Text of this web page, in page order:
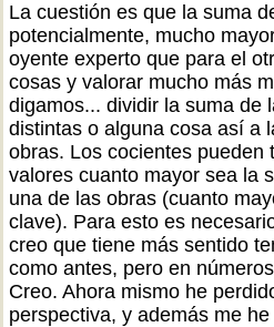
La cuestión es que la suma
potencialmente, mucho
oyente experto que para el
cosas y valorar mucho más
digamos... dividir la suma de
distintas o alguna cosa así a
obras. Los cocientes pueden
valores cuanto mayor sea la
una de las obras (cuanto
clave). Para esto es
creo que tiene más sentido
como antes, pero en
Creo. Ahora mismo he
perspectiva, y además me